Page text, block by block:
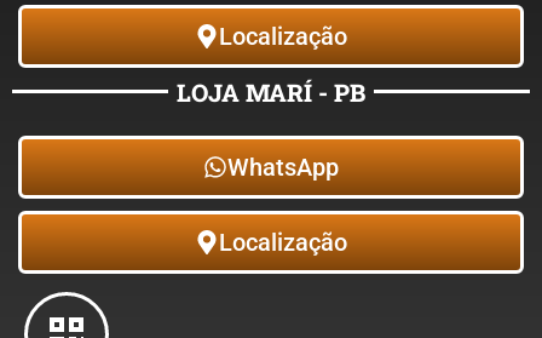
Localização
LOJA MARÍ - PB
WhatsApp
Localização